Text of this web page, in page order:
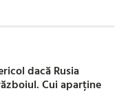
dacă Rusia
Cui aparține